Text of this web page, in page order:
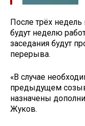
После трёх
будут неделю
заседания будут
перерыва.
«В случае
предыдущем
назначены
Жуков.